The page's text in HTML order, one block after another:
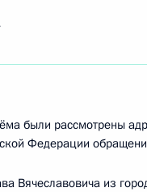
были рассмотрены
Федерации
Вячеславовича из